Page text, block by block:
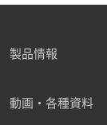
製品情報
動画・各種資料